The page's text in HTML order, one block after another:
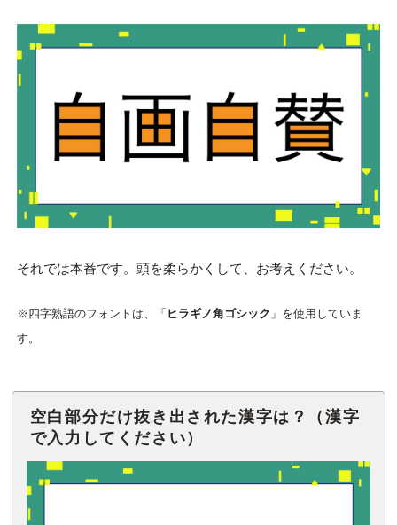
それでは本番です。頭を柔らかくして、お考えください。
※四字熟語のフォントは、「 ヒラギノ角ゴシック 」を使用していま
す。
空白部分だけ抜き出された漢字は？（漢字
で入力してください）